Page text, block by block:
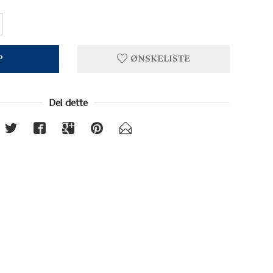
ØNSKELISTE
Del dette